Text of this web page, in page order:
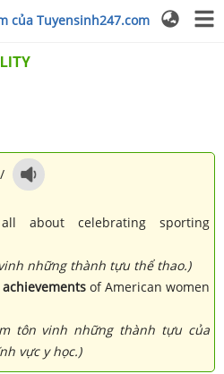
của Tuyensinh247.com
about celebrating sporting
những thành tựu thể thao.)
achievements of American women
tôn vinh những thành tựu của
vực y học.)